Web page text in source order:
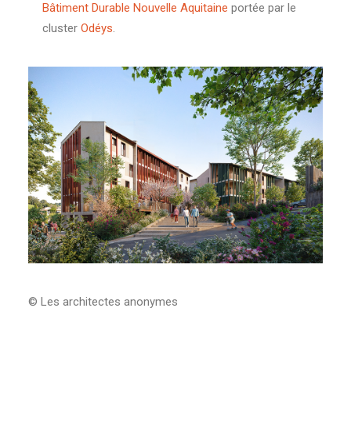
Bâtiment Durable Nouvelle Aquitaine portée par le
cluster Odéys.
© Les architectes anonymes